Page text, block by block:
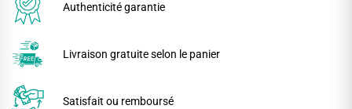
Authenticité garantie
Livraison gratuite selon le panier
Satisfait ou remboursé